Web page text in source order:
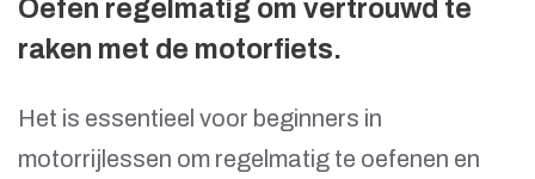
Oefen regelmatig om vertrouwd te
raken met de motorfiets.
Het is essentieel voor beginners in
motorrijlessen om regelmatig te oefenen en